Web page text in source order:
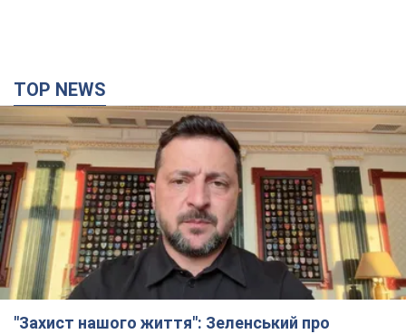
TOP NEWS
"Захист нашого життя": Зеленський про